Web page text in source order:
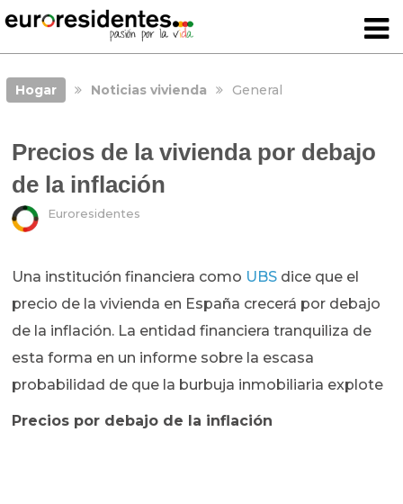
Hogar Noticias vivienda General
Precios de la vivienda por debajo
de la inflación
Euroresidentes
Una institución financiera como UBS dice que el
precio de la vivienda en España crecerá por debajo
de la inflación. La entidad financiera tranquiliza de
esta forma en un informe sobre la escasa
probabilidad de que la burbuja inmobiliaria explote
Precios por debajo de la inflación